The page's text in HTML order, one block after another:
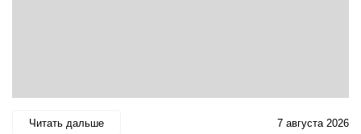
Читать дальше 7 августа 2026